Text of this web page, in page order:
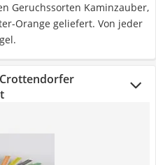
Geruchssorten Kaminzauber,
Orange geliefert. Von jeder